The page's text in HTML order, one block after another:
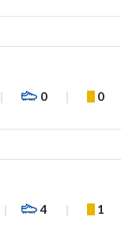
0 0
4 1